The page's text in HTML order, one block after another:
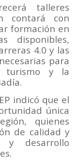
talleres
contará con
formación en
disponibles,
4.0 y las
para
turismo y la
indicó que el
única
quienes
de calidad y
y desarrollo